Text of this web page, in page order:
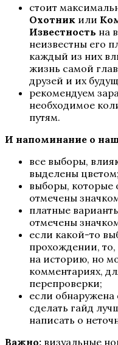
Шифр Шекспира
Сага о Грозах
стоит
Охотник или
Известность на
неизвестны его
каждый из них
жизнь самой
друзей и их
рекомендуем
необходимое
путям.
И напоминание о
все выборы,
выделены цветом;
выборы, которые
отмечены
платные
отмечены
если какой-то
прохождении, то,
на историю, но
комментариях,
перепроверки;
если
сделать гайд
написать о
Важно: визуальные